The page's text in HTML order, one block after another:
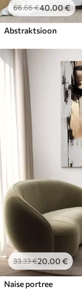
66.66€40.00€
Abstraktsioon
33.33€20.00 €
Naise portree